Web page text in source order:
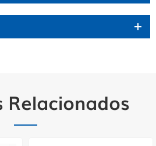
Relacionados